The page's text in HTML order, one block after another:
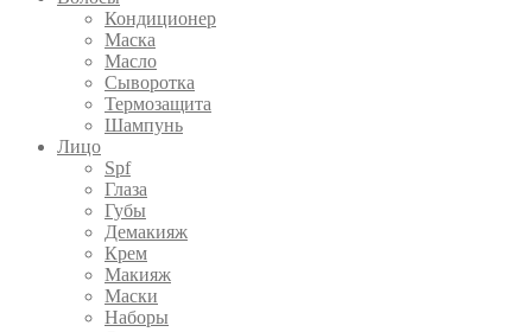
Кондиционер
Маска
Масло
Сыворотка
Термозащита
Шампунь
Лицо
Spf
Глаза
Губы
Демакияж
Крем
Макияж
Маски
Наборы